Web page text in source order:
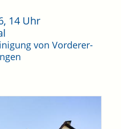
, 14 Uhr
von Vorderer-